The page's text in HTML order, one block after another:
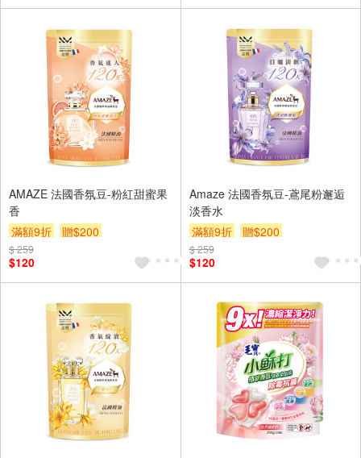
AMAZE 法國香氛豆-粉紅甜蜜果
香
滿額9折
贈$200
$ 259
$120
Amaze 法國香氛豆-鳶尾粉邂逅
淡香水
滿額9折
贈$200
$ 259
$120